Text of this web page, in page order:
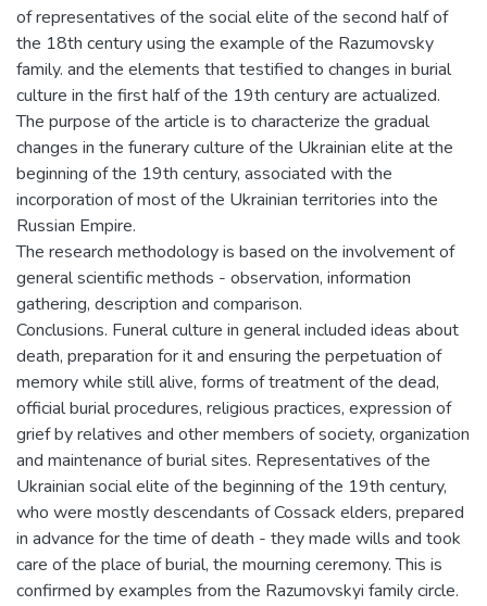
of representatives of the social elite of the second half of
the 18th century using the example of the Razumovsky
family. and the elements that testified to changes in burial
culture in the first half of the 19th century are actualized.
The purpose of the article is to characterize the gradual
changes in the funerary culture of the Ukrainian elite at the
beginning of the 19th century, associated with the
incorporation of most of the Ukrainian territories into the
Russian Empire.
The research methodology is based on the involvement of
general scientific methods - observation, information
gathering, description and comparison.
Conclusions. Funeral culture in general included ideas about
death, preparation for it and ensuring the perpetuation of
memory while still alive, forms of treatment of the dead,
official burial procedures, religious practices, expression of
grief by relatives and other members of society, organization
and maintenance of burial sites. Representatives of the
Ukrainian social elite of the beginning of the 19th century,
who were mostly descendants of Cossack elders, prepared
in advance for the time of death - they made wills and took
care of the place of burial, the mourning ceremony. This is
confirmed by examples from the Razumovskyi family circle.